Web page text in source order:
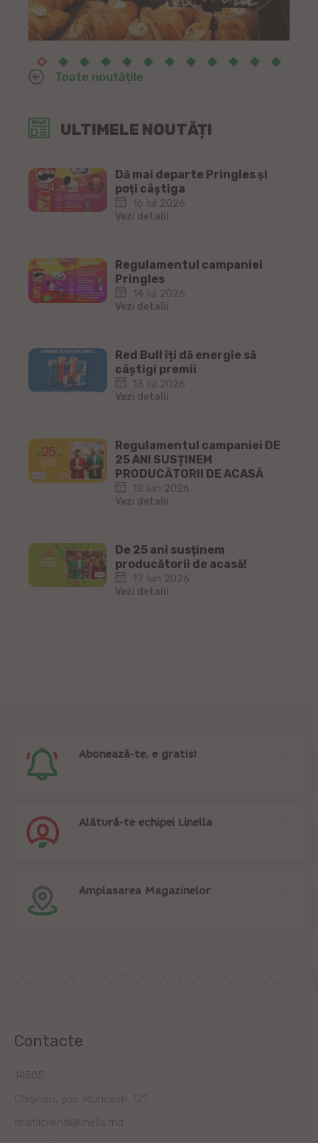
ULTIMELE NOUTĂȚI
Dă mai departe Pringles și
poți câștiga
16 Iul 2026
Vezi detalii
Regulamentul campaniei
Pringles
14 Iul 2026
Vezi detalii
Red Bull îți dă energie să
câștigi premii
13 Iul 2026
Vezi detalii
Regulamentul campaniei DE
25 ANI SUSȚINEM
PRODUCĂTORII DE ACASĂ
18 Iun 2026
Vezi detalii
De 25 ani susținem
producătorii de acasă!
17 Iun 2026
Vezi detalii
Toate noutățile
Abonează-te, e gratis!
Alătură-te echipei Linella
Amplasarea Magazinelor
Contacte
14505
Chișinău, șos. Muncești, 121
relatiiclienti@linella.md